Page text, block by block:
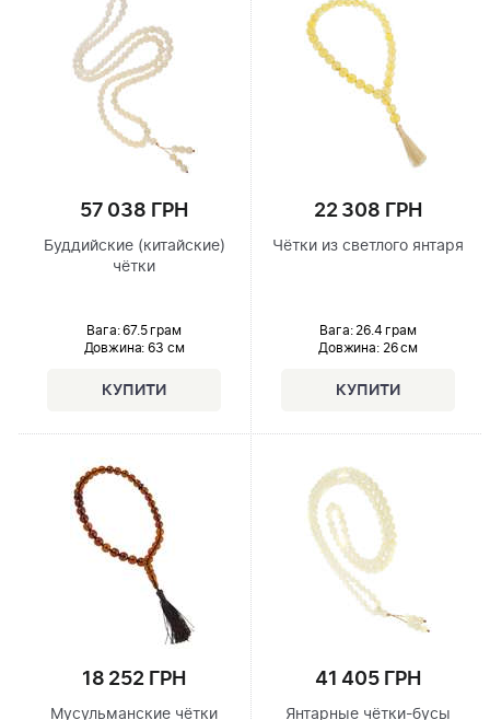
57 038 ГРН
Буддийские (китайские)
чётки
Вага: 67.5 грам
Довжина: 63 см
22 308 ГРН
Чётки из светлого янтаря
Вага: 26.4 грам
Довжина:26 см
18 252 ГРН
Мусульманские чётки
41 405 ГРН
Янтарные чётки-бусы